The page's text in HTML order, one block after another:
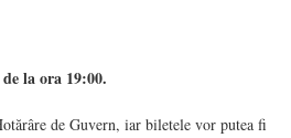
la ora 19:00.
de Guvern, iar biletele vor putea fi